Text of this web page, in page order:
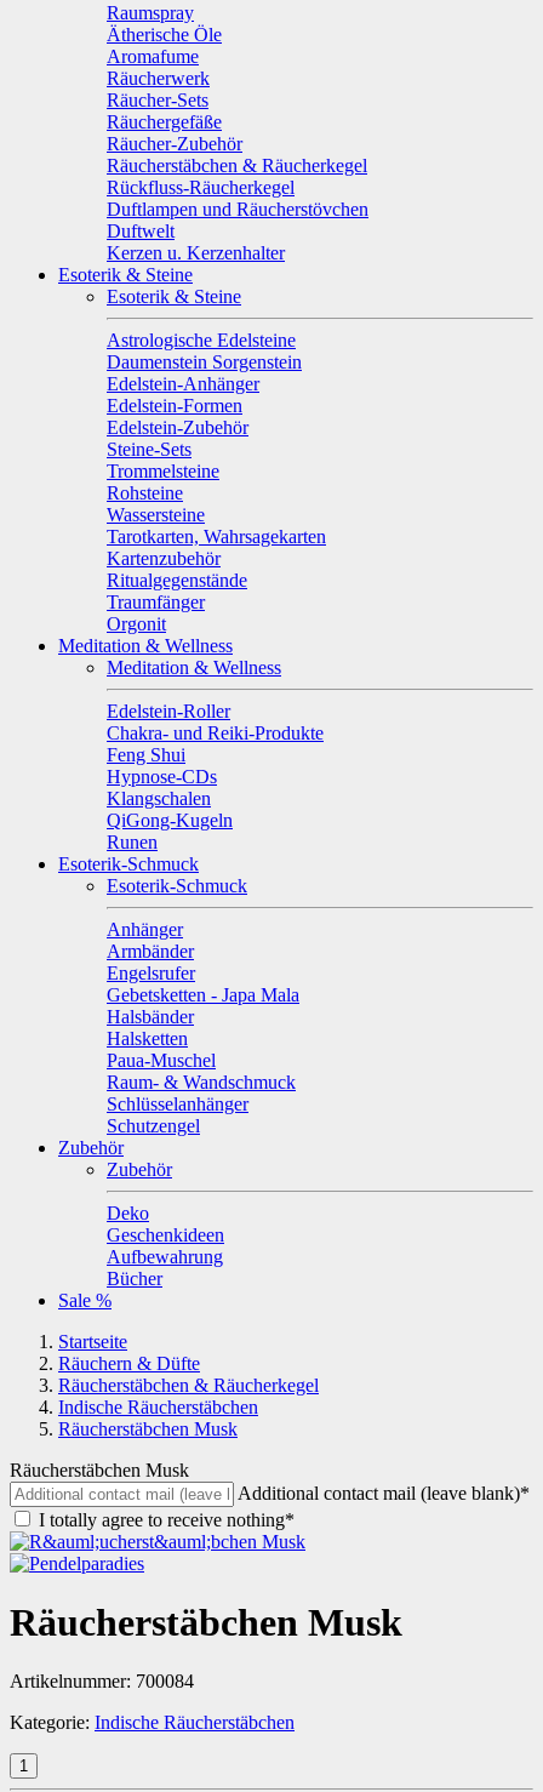
Raumspray
Ätherische Öle
Aromafume
Räucherwerk
Räucher-Sets
Räuchergefäße
Räucher-Zubehör
Räucherstäbchen & Räucherkegel
Rückfluss-Räucherkegel
Duftlampen und Räucherstövchen
Duftwelt
Kerzen u. Kerzenhalter
Esoterik & Steine
Esoterik & Steine
Astrologische Edelsteine
Daumenstein Sorgenstein
Edelstein-Anhänger
Edelstein-Formen
Edelstein-Zubehör
Steine-Sets
Trommelsteine
Rohsteine
Wassersteine
Tarotkarten, Wahrsagekarten
Kartenzubehör
Ritualgegenstände
Traumfänger
Orgonit
Meditation & Wellness
Meditation & Wellness
Edelstein-Roller
Chakra- und Reiki-Produkte
Feng Shui
Hypnose-CDs
Klangschalen
QiGong-Kugeln
Runen
Esoterik-Schmuck
Esoterik-Schmuck
Anhänger
Armbänder
Engelsrufer
Gebetsketten - Japa Mala
Halsbänder
Halsketten
Paua-Muschel
Raum- & Wandschmuck
Schlüsselanhänger
Schutzengel
Zubehör
Zubehör
Deko
Geschenkideen
Aufbewahrung
Bücher
Sale %
Startseite
Räuchern & Düfte
Räucherstäbchen & Räucherkegel
Indische Räucherstäbchen
Räucherstäbchen Musk
Räucherstäbchen Musk
Additional contact mail (leave blank)*
I totally agree to receive nothing*
Räucherstäbchen Musk
Artikelnummer: 700084
Kategorie: Indische Räucherstäbchen